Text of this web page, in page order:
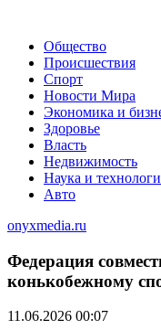
Общество
Происшествия
Спорт
Новости Мира
Экономика и
Здоровье
Власть
Недвижимость
Наука и
Авто
onyxmedia.ru
Федерация
конькобежному
11.06.2026 00:07